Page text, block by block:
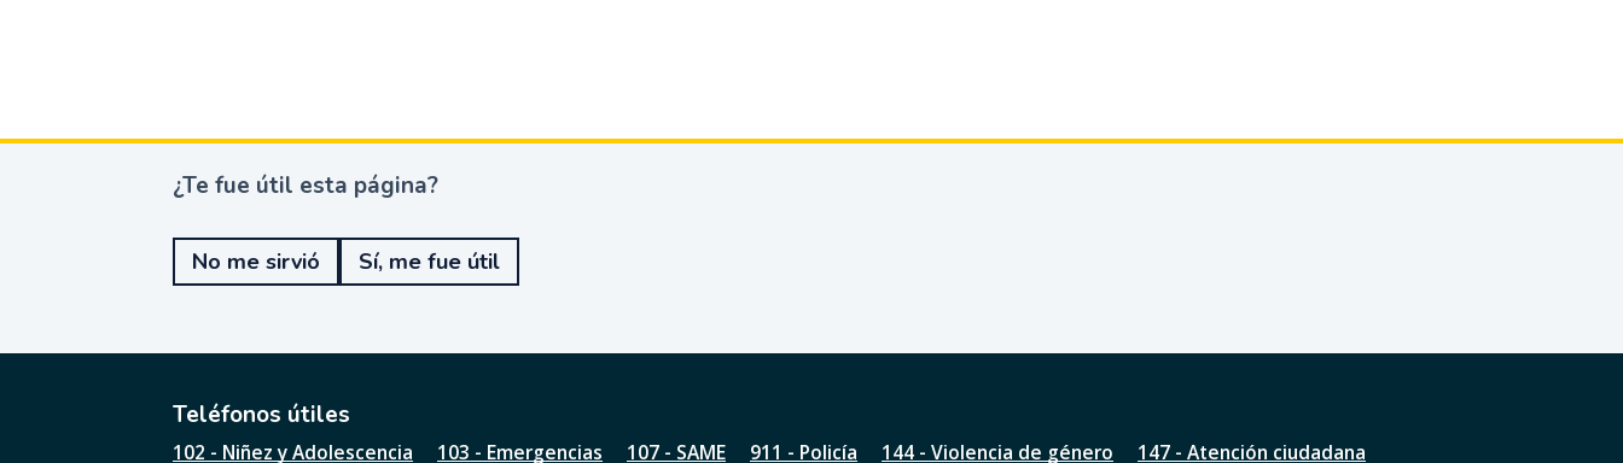
¿
e
u
t
l
¿Te fue útil esta página?
No me sirvió Sí, me fue útil
Teléfonos útiles
102 - Niñez y Adolescencia 103 - Emergencias 107 - SAME 911 - Policía 144 - Violencia de género 147 - Atención ciudadana